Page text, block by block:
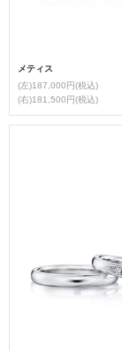
メティス
(左)187,000円(税込)
(右)181,500円(税込)